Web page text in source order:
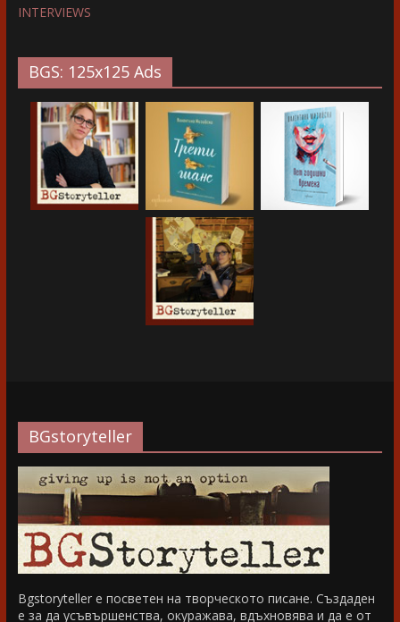
INTERVIEWS
BGS: 125x125 Ads
BGstoryteller
Bgstoryteller е посветен на творческото писане. Създаден
е за да усъвършенства, окуражава, вдъхновява и да е от